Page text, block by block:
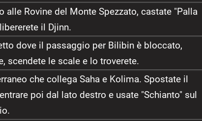
alle Rovine del Monte Spezzato, castate "Palla
il Djinn.
dove il passaggio per Bilibin è bloccato,
scendete le scale e lo troverete.
che collega Saha e Kolima. Spostate il
poi dal lato destro e usate "Schianto" sul